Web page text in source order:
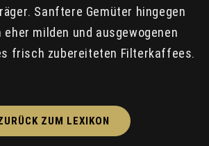
Sanftere Gemüter hingegen
eher milden und ausgewogenen
frisch zubereiteten Filterkaffees.
ZUM LEXIKON